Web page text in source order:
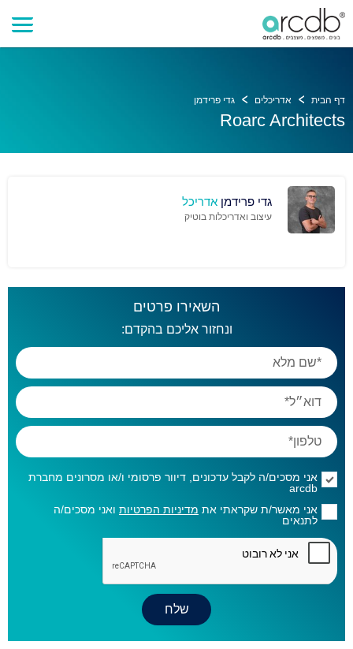
דף הבית אדריכלים גדי פרידמן
Roarc Architects
גדי פרידמן אדריכל
עיצוב ואדריכלות בוטיק
השאירו פרטים
ונחזור אליכם בהקדם:
אני מסכים/ה לקבל עדכונים, דיוור פרסומי ו/או מסרונים מחברת
arcdb
אני מאשר/ת שקראתי את מדיניות הפרטיות ואני מסכים/ה
לתנאים